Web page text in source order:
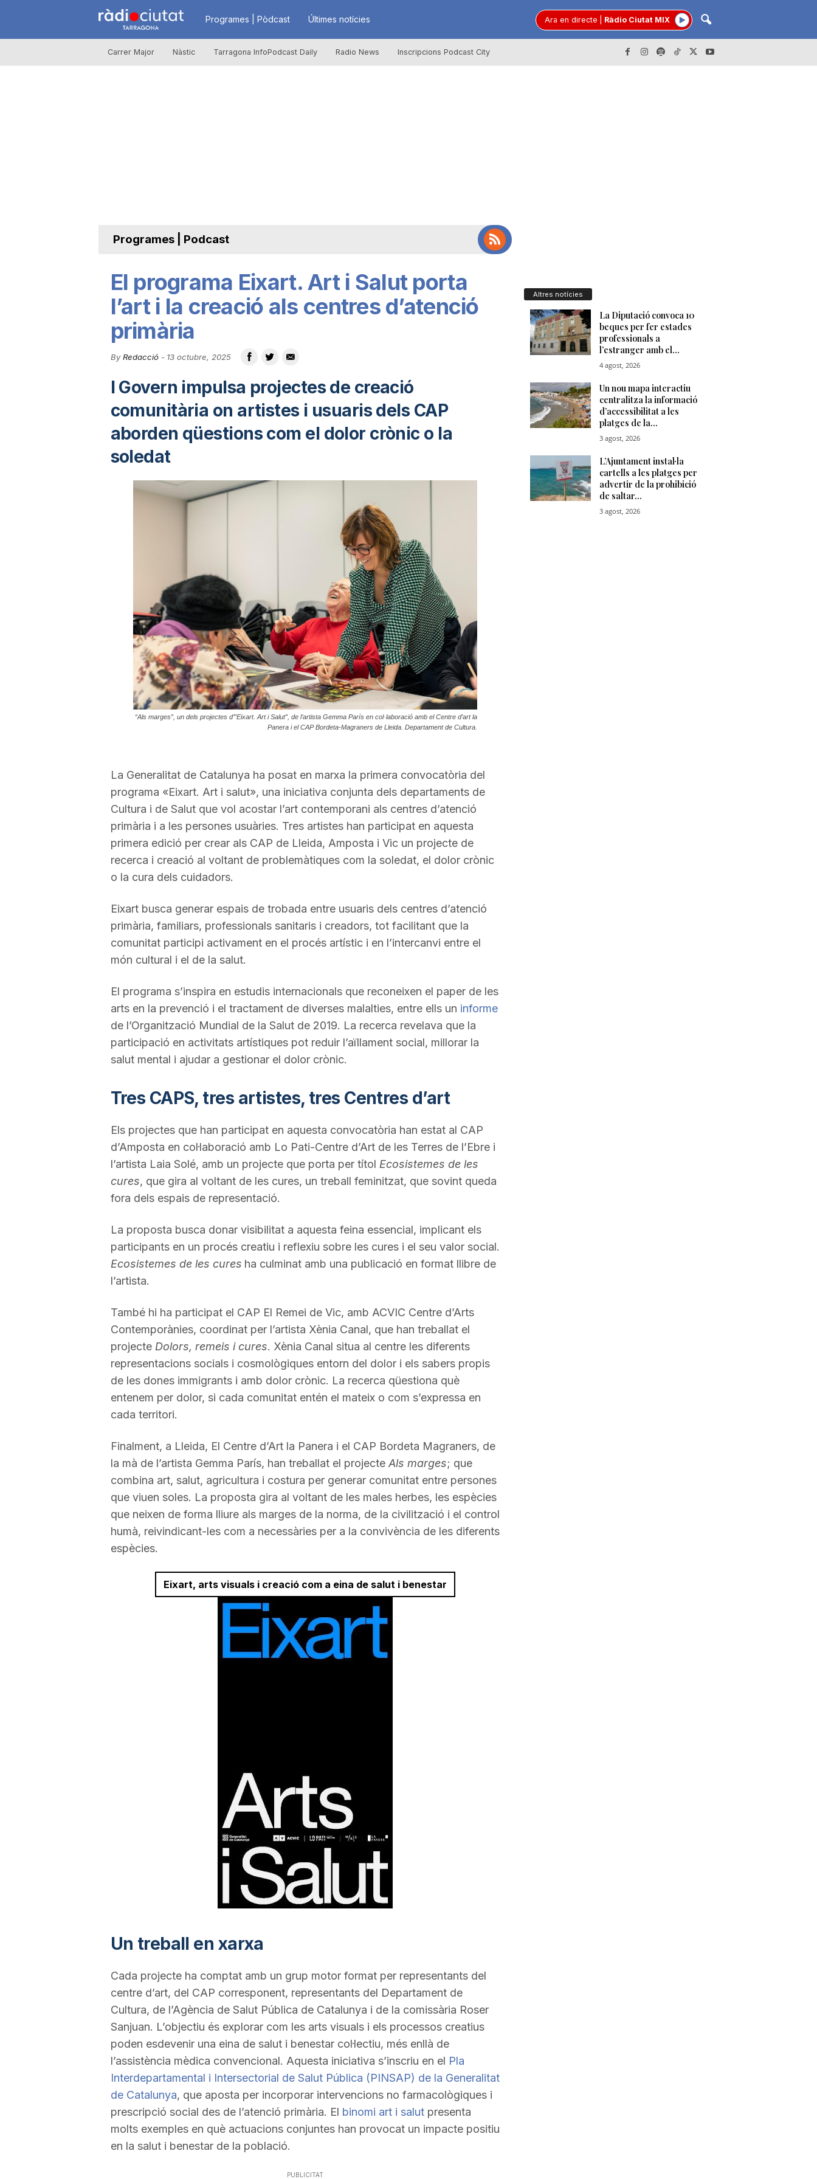
R
à
u
t
t
r
r
a
g
n
a
Programes | Pòdcast Últimes notícies Ara en directe Ràdio Ciutat MIX
Carrer Major Nàstic Tarragona InfoPodcast Daily Radio News Inscripcions Podcast City
Programes | Podcast
El programa Eixart. Art i Salut porta
l’art i la creació als centres d’atenció
primària
By Redacció- 13 octubre, 2025
l Govern impulsa projectes de creació
comunitària on artistes i usuaris dels CAP
aborden qüestions com el dolor crònic o la
soledat
“Als marges”, un dels projectes d’”Eixart. Art i Salut”, de l’artista Gemma París en col·laboració amb el Centre d’art la
Panera i el CAP Bordeta-Magraners de Lleida. Departament de Cultura.
La Generalitat de Catalunya ha posat en marxa la primera convocatòria del
programa «Eixart. Art i salut», una iniciativa conjunta dels departaments de
Cultura i de Salut que vol acostar l’art contemporani als centres d’atenció
primària i a les persones usuàries. Tres artistes han participat en aquesta
primera edició per crear als CAP de Lleida, Amposta i Vic un projecte de
recerca i creació al voltant de problemàtiques com la soledat, el dolor crònic
o la cura dels cuidadors.
Eixart busca generar espais de trobada entre usuaris dels centres d’atenció
primària, familiars, professionals sanitaris i creadors, tot facilitant que la
comunitat participi activament en el procés artístic i en l’intercanvi entre el
món cultural i el de la salut.
El programa s’inspira en estudis internacionals que reconeixen el paper de les
arts en la prevenció i el tractament de diverses malalties, entre ells un informe
de l’Organització Mundial de la Salut de 2019. La recerca revelava que la
participació en activitats artístiques pot reduir l’aïllament social, millorar la
salut mental i ajudar a gestionar el dolor crònic.
Tres CAPS, tres artistes, tres Centres d’art
Els projectes que han participat en aquesta convocatòria han estat al CAP
d’Amposta en col·laboració amb Lo Pati-Centre d’Art de les Terres de l’Ebre i
l’artista Laia Solé, amb un projecte que porta per títol Ecosistemes de les
cures, que gira al voltant de les cures, un treball feminitzat, que sovint queda
fora dels espais de representació.
La proposta busca donar visibilitat a aquesta feina essencial, implicant els
participants en un procés creatiu i reflexiu sobre les cures i el seu valor social.
Ecosistemes de les cures ha culminat amb una publicació en format llibre de
l’artista.
També hi ha participat el CAP El Remei de Vic, amb ACVIC Centre d’Arts
Contemporànies, coordinat per l’artista Xènia Canal, que han treballat el
projecte Dolors, remeis i cures. Xènia Canal situa al centre les diferents
representacions socials i cosmològiques entorn del dolor i els sabers propis
de les dones immigrants i amb dolor crònic. La recerca qüestiona què
entenem per dolor, si cada comunitat entén el mateix o com s’expressa en
cada territori.
Finalment, a Lleida, El Centre d’Art la Panera i el CAP Bordeta Magraners, de
la mà de l’artista Gemma París, han treballat el projecte Als marges; que
combina art, salut, agricultura i costura per generar comunitat entre persones
que viuen soles. La proposta gira al voltant de les males herbes, les espècies
que neixen de forma lliure als marges de la norma, de la civilització i el control
humà, reivindicant-les com a necessàries per a la convivència de les diferents
espècies.
Eixart, arts visuals i creació com a eina de salut i benestar
Un treball en xarxa
Cada projecte ha comptat amb un grup motor format per representants del
centre d’art, del CAP corresponent, representants del Departament de
Cultura, de l’Agència de Salut Pública de Catalunya i de la comissària Roser
Sanjuan. L’objectiu és explorar com les arts visuals i els processos creatius
poden esdevenir una eina de salut i benestar col·lectiu, més enllà de
l’assistència mèdica convencional. Aquesta iniciativa s’inscriu en el Pla
Interdepartamental i Intersectorial de Salut Pública (PINSAP) de la Generalitat
de Catalunya, que aposta per incorporar intervencions no farmacològiques i
prescripció social des de l’atenció primària. El binomi art i salutpresenta
molts exemples en què actuacions conjuntes han provocat un impacte positiu
en la salut i benestar de la població.
PUBLICITAT
Altres notícies